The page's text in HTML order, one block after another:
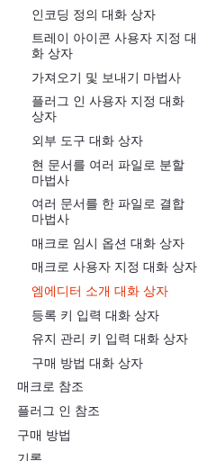
인코딩 정의 대화 상자
트레이 아이콘 사용자 지정 대
화 상자
가져오기 및 보내기 마법사
플러그 인 사용자 지정 대화
상자
외부 도구 대화 상자
현 문서를 여러 파일로 분할
마법사
여러 문서를 한 파일로 결합
마법사
매크로 임시 옵션 대화 상자
매크로 사용자 지정 대화 상자
엠에디터 소개 대화 상자
등록 키 입력 대화 상자
유지 관리 키 입력 대화 상자
구매 방법 대화 상자
매크로 참조
플러그 인 참조
구매 방법